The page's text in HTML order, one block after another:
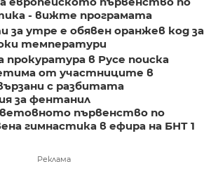
- вижте програмата
за утре е обявен оранжев код за
температури
в Русе поиска
от участниците в
с разбитата
за фентанил
първенство по
гимнастика в ефира на БНТ 1
Реклама